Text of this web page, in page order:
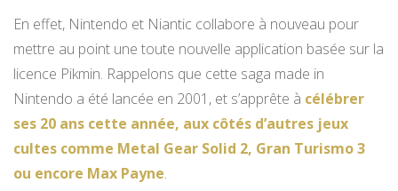
En effet, Nintendo et Niantic collabore à nouveau pour
mettre au point une toute nouvelle application basée sur la
licence Pikmin. Rappelons que cette saga made in
Nintendo a été lancée en 2001, et s’apprête à célébrer
ses 20 ans cette année, aux côtés d’autres jeux
cultes comme Metal Gear Solid 2, Gran Turismo 3
ou encore Max Payne.